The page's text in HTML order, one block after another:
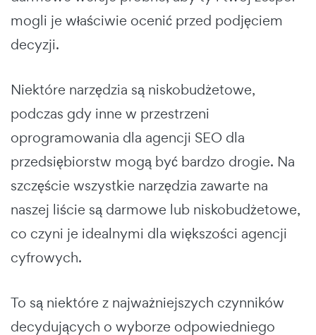
mogli je właściwie ocenić przed podjęciem
decyzji.
Niektóre narzędzia są niskobudżetowe,
podczas gdy inne w przestrzeni
oprogramowania dla agencji SEO dla
przedsiębiorstw mogą być bardzo drogie. Na
szczęście wszystkie narzędzia zawarte na
naszej liście są darmowe lub niskobudżetowe,
co czyni je idealnymi dla większości agencji
cyfrowych.
To są niektóre z najważniejszych czynników
decydujących o wyborze odpowiedniego